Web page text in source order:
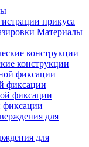
прикуса
Материалы
конструкции
фиксации
фиксации
для